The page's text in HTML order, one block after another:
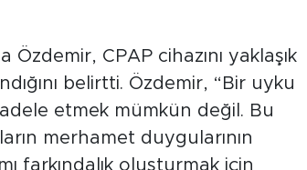
CPAP cihazını yaklaşık
belirtti. Özdemir, “Bir uyku
etmek mümkün değil. Bu
merhamet duygularının
farkındalık oluşturmak için